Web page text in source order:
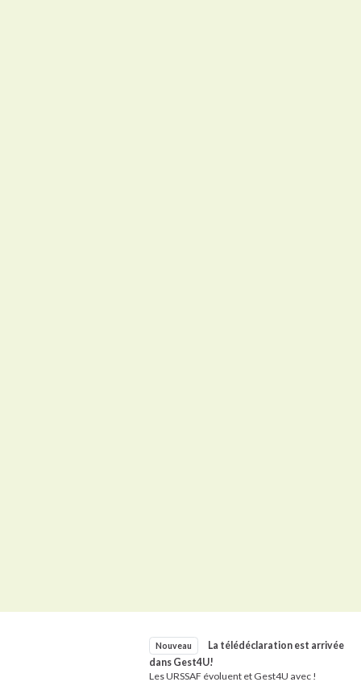
Nouveau
La télédéclaration est arrivée
dans Gest4U!
Les URSSAF évoluent et Gest4U avec !